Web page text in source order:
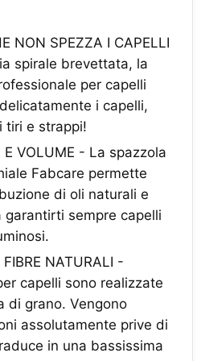
NON SPEZZA I CAPELLI
spirale brevettata, la
per capelli
i capelli,
tiri ​e strappi!
E VOLUME - La spazzola
Fabcare permette
di oli naturali e
garantirti sempre capelli
NATURALI -
capelli sono realizzate
di grano. Vengono
assolutamente prive di
in una bassissima